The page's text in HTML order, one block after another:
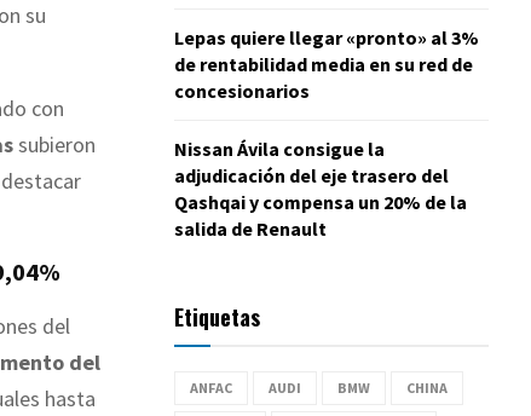
su
con
subieron
destacar
del
del
hasta
Lepas quiere llegar «pronto» al 3%
de rentabilidad media en su red de
concesionarios
Nissan Ávila consigue la
adjudicación del eje trasero del
Qashqai y compensa un 20% de la
salida de Renault
Etiquetas
ANFAC AUDI BMW CHINA